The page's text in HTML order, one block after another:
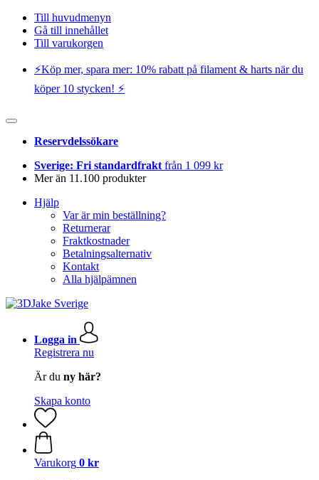
Till huvudmenyn
Gå till innehållet
Till varukorgen
⚡️Köp mer, spara mer: 10% rabatt på filament & harts när du
köper 10 stycken! ⚡️
Reservdelssökare
Sverige: Fri standardfrakt från 1 099 kr
Mer än 11.100 produkter
Hjälp
Var är min beställning?
Returnerar
Fraktkostnader
Betalningsalternativ
Kontakt
Alla hjälpämnen
Logga in
Registrera nu
Är du ny här?
Skapa konto
Varukorg 0 kr